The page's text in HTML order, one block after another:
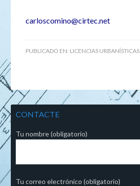
carloscomino@cirtec.net
PUBLICADO EN: LICENCIAS URBANÍSTICAS
CONTACTE
Tu nombre (obligatorio)
Tu correo electrónico (obligatorio)